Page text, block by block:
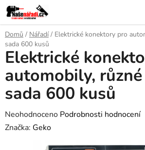
Přejít
na
obsah
Domů / Nářadí / Elektrické konektory pro
sada 600 kusů
Elektrické
automobily,
sada 600 kusů
Průměrné
hodnocení
Neohodnoceno Podrobnosti hodnocení
Značka: Geko